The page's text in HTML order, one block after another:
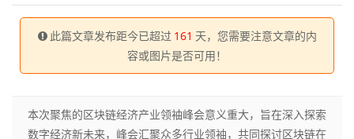
此篇文章发布距今已超过 161 天，您需要注意文章的内
容或图片是否可用！
本次聚焦的区块链经济产业领袖峰会意义重大，旨在深入探索
数字经济新未来，峰会汇聚众多行业领袖，共同探讨区块链在